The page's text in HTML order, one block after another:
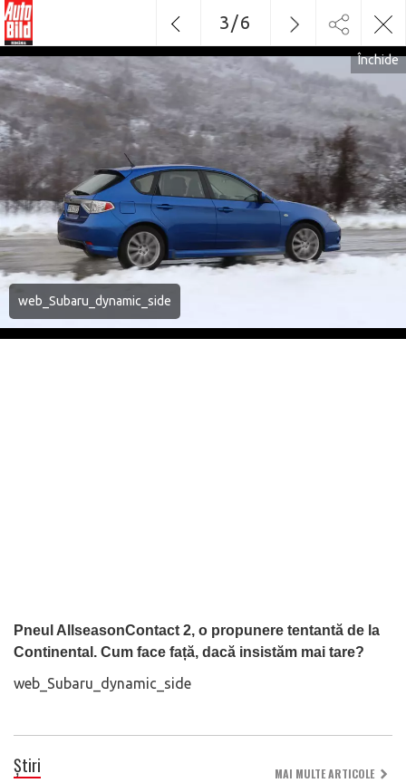
web_Subaru_dynamic_side
Pneul AllseasonContact 2, o propunere tentantă de la
Continental. Cum face față, dacă insistăm mai tare?
web_Subaru_dynamic_side
Închide
3/6
Știri MAI MULTE ARTICOLE